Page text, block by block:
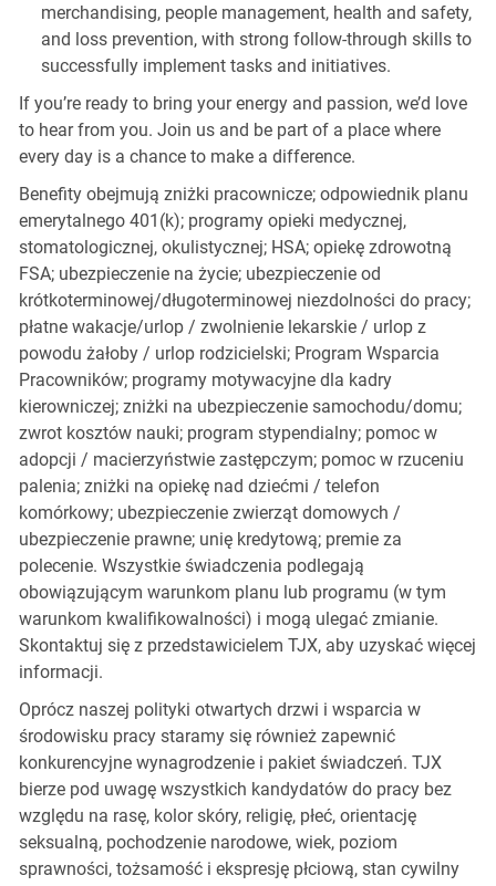
merchandising, people management, health and safety,
and loss prevention, with strong follow-through skills to
successfully implement tasks and initiatives.
If you’re ready to bring your energy and passion, we’d love
to hear from you. Join us and be part of a place where
every day is a chance to make a difference.
Benefity obejmują zniżki pracownicze; odpowiednik planu
emerytalnego 401(k); programy opieki medycznej,
stomatologicznej, okulistycznej; HSA; opiekę zdrowotną
FSA; ubezpieczenie na życie; ubezpieczenie od
krótkoterminowej/długoterminowej niezdolności do pracy;
płatne wakacje/urlop / zwolnienie lekarskie / urlop z
powodu żałoby / urlop rodzicielski; Program Wsparcia
Pracowników; programy motywacyjne dla kadry
kierowniczej; zniżki na ubezpieczenie samochodu/domu;
zwrot kosztów nauki; program stypendialny; pomoc w
adopcji / macierzyństwie zastępczym; pomoc w rzuceniu
palenia; zniżki na opiekę nad dziećmi / telefon
komórkowy; ubezpieczenie zwierząt domowych /
ubezpieczenie prawne; unię kredytową; premie za
polecenie. Wszystkie świadczenia podlegają
obowiązującym warunkom planu lub programu (w tym
warunkom kwalifikowalności) i mogą ulegać zmianie.
Skontaktuj się z przedstawicielem TJX, aby uzyskać więcej
informacji.
Oprócz naszej polityki otwartych drzwi i wsparcia w
środowisku pracy staramy się również zapewnić
konkurencyjne wynagrodzenie i pakiet świadczeń. TJX
bierze pod uwagę wszystkich kandydatów do pracy bez
względu na rasę, kolor skóry, religię, płeć, orientację
seksualną, pochodzenie narodowe, wiek, poziom
sprawności, tożsamość i ekspresję płciową, stan cywilny